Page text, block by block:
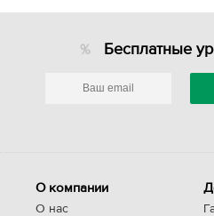
Бесплатные
О компании
О нас